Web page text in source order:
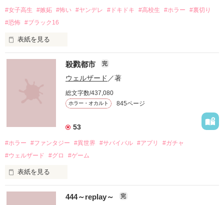
#女子高生 #嫉妬 #怖い #ヤンデレ #ドキドキ #高校生 #ホラー
#裏切り
#恐怖
#ブラック16
表紙を見る
「お願い、正気に戻って！」
「ずっと一緒にいてあげる。
自分勝手な女子高生たちの
恋と友情、そして……
殺戮都市 完
ウェルザード ／著
総文字数/437,080
ホラー・オカルト 845ページ
53
#ホラー #ファンタジー #異世界 #サバイバル #アプリ
#ガチャ
#ウェルザード
#グロ #ゲーム
表紙を見る
円形の都市で、生きる為に人を殺す。
444～replay～ 完